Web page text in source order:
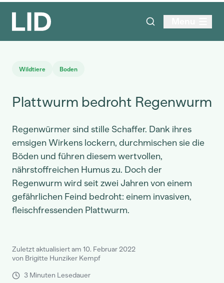
Wildtiere Boden
Plattwurm bedroht Regenwurm
Regenwürmer sind stille Schaffer. Dank ihres
emsigen Wirkens lockern, durchmischen sie die
Böden und führen diesem wertvollen,
nährstoffreichen Humus zu. Doch der
Regenwurm wird seit zwei Jahren von einem
gefährlichen Feind bedroht: einem invasiven,
fleischfressenden Plattwurm.
Zuletzt aktualisiert am 10. Februar 2022
von Brigitte Hunziker Kempf
3 Minuten Lesedauer